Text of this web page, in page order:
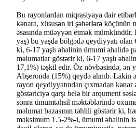
Bu rayonlardan miqrasiyaya dair
kənara, xüsusən iri şəhərlərə köçünün
əsasında müəyyən etmək
yaş) bu yaşda bölgədə qeydiyyatı
ki, 6-17 yaşlı əhalinin ümumi əhalidə
məlumatlar göstərir ki, 6-17 yaşlı
17,1%) təşkil edir. Öz növbəsində, ən
Abşeronda (15%) qeydə alınıb. Lakin
rayon qeydiyyatından çıxmadan
göstəriciyə qarşı belə bir arqument
sonra ümumtəhsil məktəblərində
məlumat bazasının təhlili göstərir ki,
maksimum 1.5-2%-i, ümumi əhalinin